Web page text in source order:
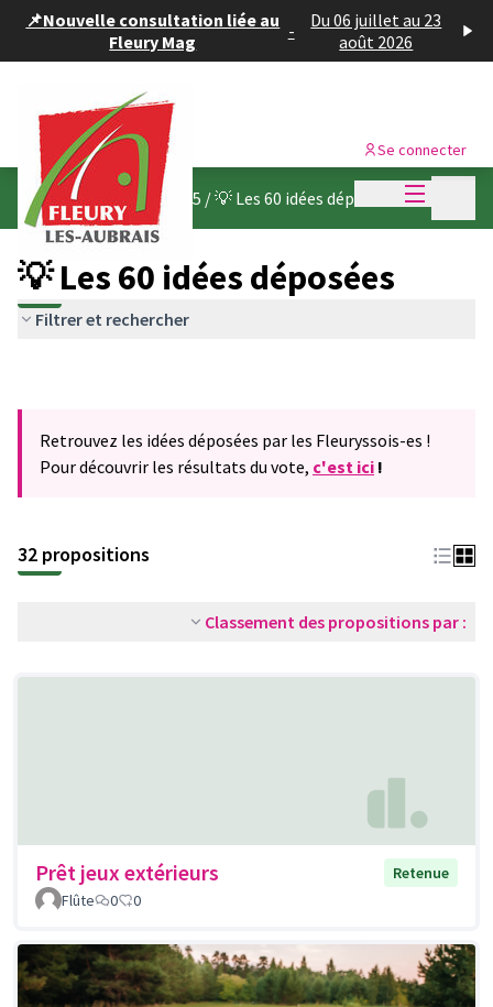
📌Nouvelle consultation liée au
Fleury Mag
-
Du 06 juillet au 23
août 2026
Menu
Se connecter
Budget participatif 2025 /💡 Les 60 idées déposées
💡 Les 60 idées déposées
Filtrer et rechercher
Retrouvez les idées déposées par les Fleuryssois-es !
Pour découvrir les résultats du vote, c'est ici !
32 propositions
Classement des propositions par :
Prêt jeux extérieurs
Retenue
Flûte
0 0
Panneau de gestion des cookies